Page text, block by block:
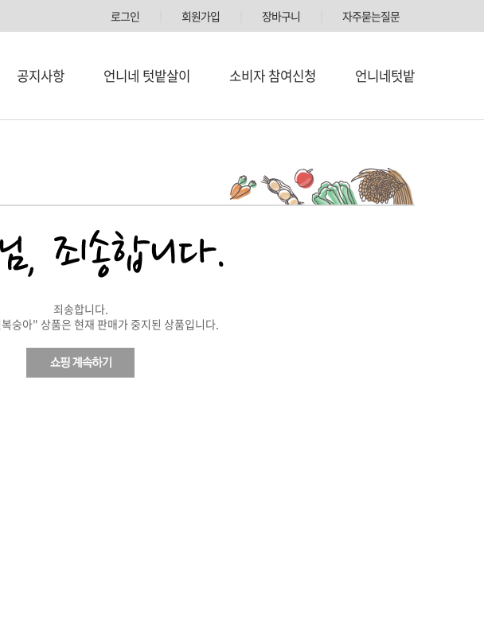
로그인 회원가입 장바구니 자주묻는질문
공지사항 언니네 텃밭살이 소비자 참여신청 언니네텃밭
죄송합니다.
숭아" 상품은 현재 판매가 중지된 상품입니다.